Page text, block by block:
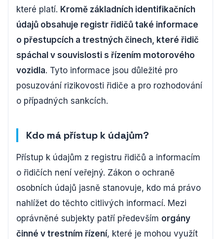
které platí. Kromě základních identifikačních
údajů obsahuje registr řidičů také informace
o přestupcích a trestných činech, které řidič
spáchal v souvislosti s řízením motorového
vozidla. Tyto informace jsou důležité pro
posuzování rizikovosti řidiče a pro rozhodování
o případných sankcích.
Kdo má přístup k údajům?
Přístup k údajům z registru řidičů a informacím
o řidičích není veřejný. Zákon o ochraně
osobních údajů jasně stanovuje, kdo má právo
nahlížet do těchto citlivých informací. Mezi
oprávněné subjekty patří především orgány
činné v trestním řízení, které je mohou využít